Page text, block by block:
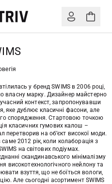
у бренд SWIMS в 2006 році,
власну марку. Дизайнер майстерно
контекст, запропонувавши
яке дублює класичні фасони, але
спорядження. Стартовою точкою
класичних гумових калош –
перетворив на об’єкт високої моди.
2012 рік, коли колаборація з
на світових подіумах.
скандинавського мінімалізму
високотехнологічного нейлону та
взуття, що не боїться вологи,
Але сьогодні асортимент SWIMS